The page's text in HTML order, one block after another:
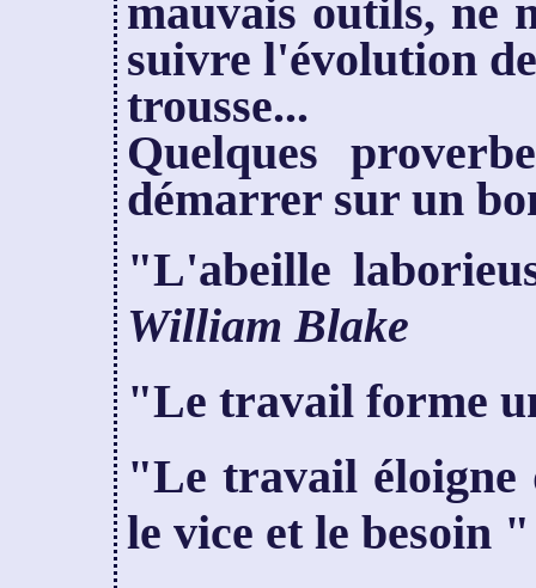
mauvais outils, ne
suivre l'évolution
trousse...
Quelques
démarrer sur un
"L'abeille
William Blake
"Le travail forme
"Le travail éloigne
le vice et le besoin